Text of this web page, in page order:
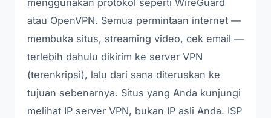
menggunakan protokol seperti WireGuard
atau OpenVPN. Semua permintaan internet —
membuka situs, streaming video, cek email —
terlebih dahulu dikirim ke server VPN
(terenkripsi), lalu dari sana diteruskan ke
tujuan sebenarnya. Situs yang Anda kunjungi
melihat IP server VPN, bukan IP asli Anda. ISP